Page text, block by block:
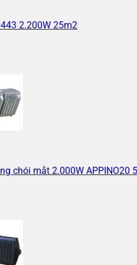
2.200W 25m2
chói mắt 2.000W APPINO20